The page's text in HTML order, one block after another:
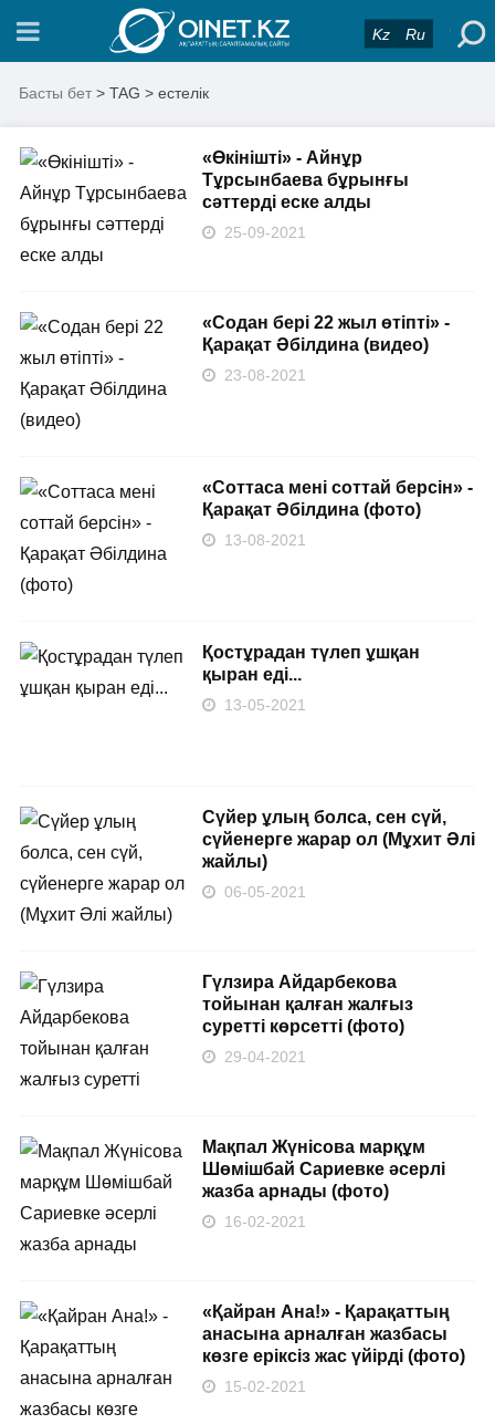
Kz Ru
Басты бет > TAG > естелік
«Өкінішті» - Айнұр
Тұрсынбаева бұрынғы
сәттерді еске алды
25-09-2021
«Содан бері 22 жыл өтіпті» -
Қарақат Әбілдина (видео)
23-08-2021
«Соттаса мені соттай берсін» -
Қарақат Әбілдина (фото)
13-08-2021
Қостұрадан түлеп ұшқан
қыран еді...
13-05-2021
Сүйер ұлың болса, сен сүй,
сүйенерге жарар ол (Мұхит Әлі
жайлы)
06-05-2021
Гүлзира Айдарбекова
тойынан қалған жалғыз
суретті көрсетті (фото)
29-04-2021
Мақпал Жүнісова марқұм
Шөмішбай Сариевке әсерлі
жазба арнады (фото)
16-02-2021
«Қайран Ана!» - Қарақаттың
анасына арналған жазбасы
көзге еріксіз жас үйірді (фото)
15-02-2021